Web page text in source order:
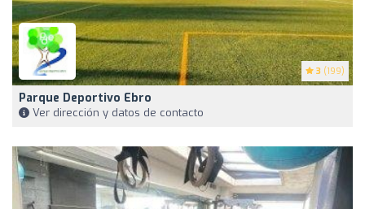
3 (199)
Parque Deportivo Ebro
Ver dirección y datos de contacto